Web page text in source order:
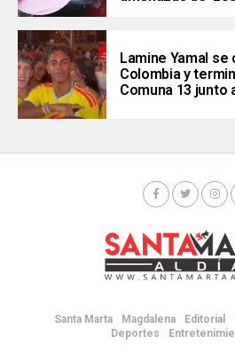
Lamine Yamal
Colombia y
Comuna 13 junto
Santa Marta Magdalena Editorial
Deportes